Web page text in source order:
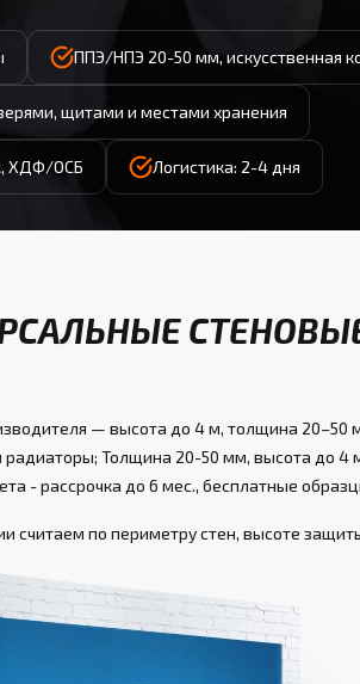
ППЭ/НПЭ 20-50 мм, искусственная
щитами и местами хранения
ХДФ/ОСБ Логистика: 2-4 дня
— высота до 4 м, толщина
радиаторы; Толщина 20-50 мм, высота до
- рассрочка до 6 мес., бесплатные
считаем по периметру стен, высоте